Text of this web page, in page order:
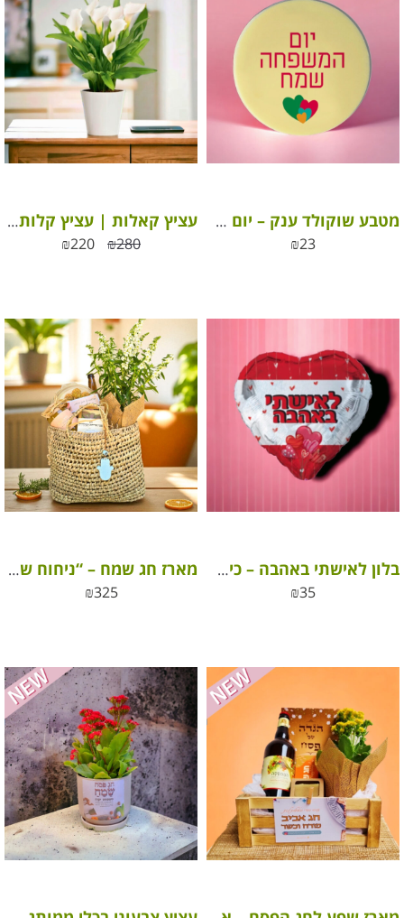
מטבע שוקולד ענק – יום המשפחה שמח מבית ROY שוקולד
₪23
עציץ קאלות | עציץ קלות צבעוני בכלי
₪280
₪220
בלון לאישתי באהבה – כיתוב אחר אהבה
₪35
מארז חג שמח – “ניחוח של חג, טעם של טבע”
₪325